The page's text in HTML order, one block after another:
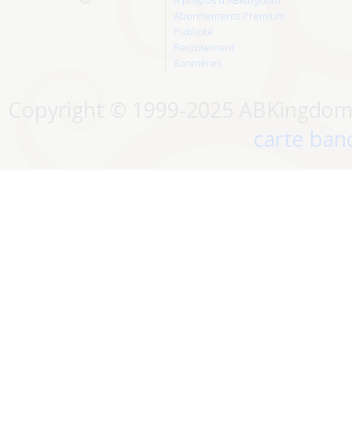
Abonnements Premium
Publicité
Recrutement
Bannières
carte